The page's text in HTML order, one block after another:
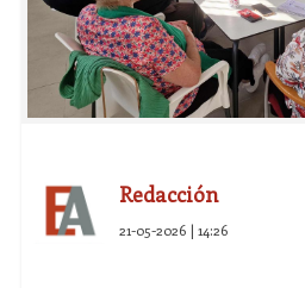
Redacción
21-05-2026 | 14:26